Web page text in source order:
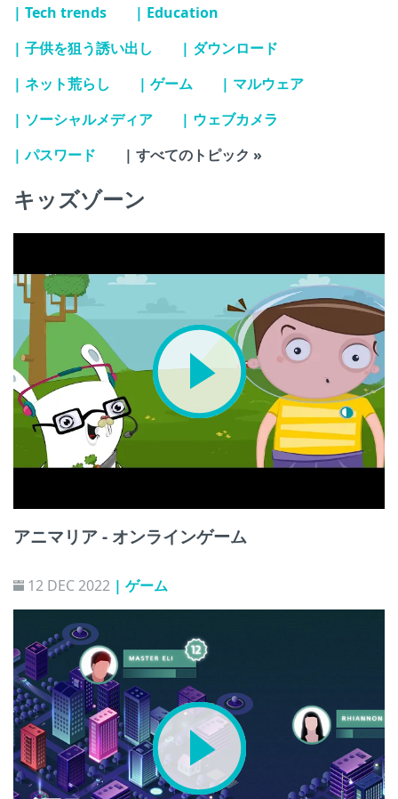
| Tech trends
| Education
| 子供を狙う誘い出し
| ダウンロード
| ネット荒らし
| ゲーム
| マルウェア
| ソーシャルメディア
| ウェブカメラ
| パスワード
| すべてのトピック »
キッズゾーン
アニマリア - オンラインゲーム
12 DEC 2022 | ゲーム